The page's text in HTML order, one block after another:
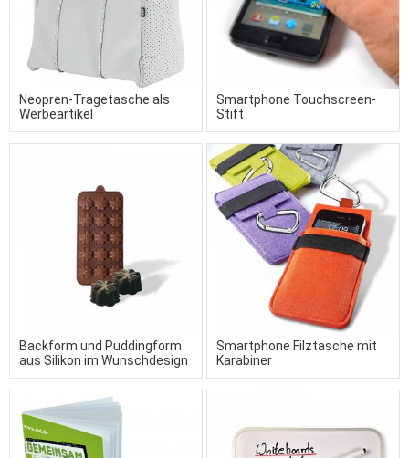
Neopren-Tragetasche als
Werbeartikel
Smartphone Touchscreen-
Stift
Backform und Puddingform
aus Silikon im Wunschdesign
Smartphone Filztasche mit
Karabiner